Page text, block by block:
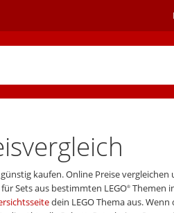
günstig kaufen. Online Preise
Sets aus bestimmten LEGO® Themen
dein LEGO Thema aus. Wenn